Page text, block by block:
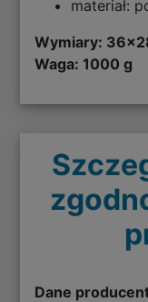
materiał:
Wymiary:
Waga: 1000 g
Dane